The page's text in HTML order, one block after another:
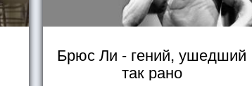
Брюс Ли - гений, ушедший
так рано